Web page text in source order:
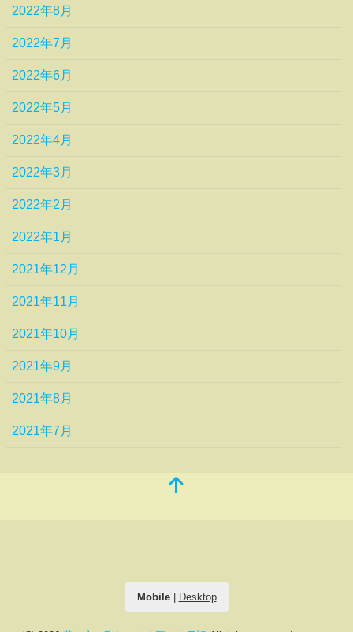
2022年8月
2022年7月
2022年6月
2022年5月
2022年4月
2022年3月
2022年2月
2022年1月
2021年12月
2021年11月
2021年10月
2021年9月
2021年8月
2021年7月
Mobile| Desktop